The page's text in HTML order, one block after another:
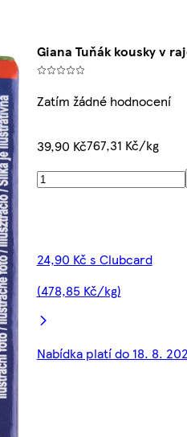
Giana Tuňák kousky v
Zatím žádné hodnocení
39,90 Kč767,31 Kč/kg
24,90 Kč s Clubcard
(478,85 Kč/kg)
Nabídka platí do 18. 8.